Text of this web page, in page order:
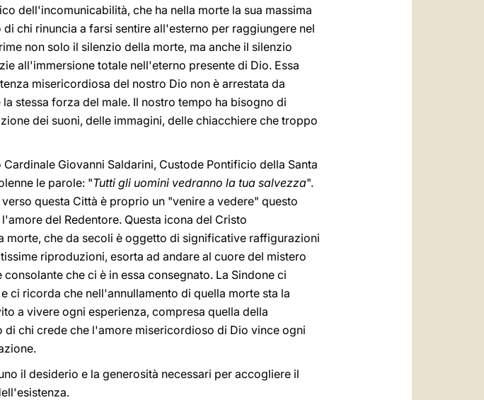
dell'incomunicabilità, che ha nella morte la sua massima
chi rinuncia a farsi sentire all'esterno per raggiungere nel
non solo il silenzio della morte, ma anche il silenzio
all'immersione totale nell'eterno presente di Dio. Essa
misericordiosa del nostro Dio non è arrestata da
stessa forza del male. Il nostro tempo ha bisogno di
dei suoni, delle immagini, delle chiacchiere che troppo
Giovanni Saldarini, Custode Pontificio della Santa
le parole: "Tutti gli uomini vedranno la tua salvezza".
questa Città è proprio un "venire a vedere" questo
del Redentore. Questa icona del Cristo
che da secoli è oggetto di significative raffigurazioni
riproduzioni, esorta ad andare al cuore del mistero
che ci è in essa consegnato. La Sindone ci
ci ricorda che nell'annullamento di quella morte sta la
a vivere ogni esperienza, compresa quella della
chi crede che l'amore misericordioso di Dio vince ogni
il desiderio e la generosità necessari per accogliere il